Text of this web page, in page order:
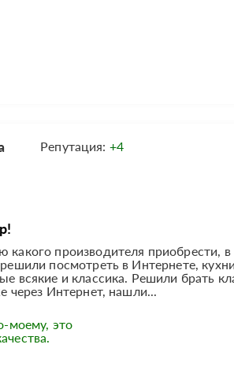
Репутация: +4
производителя приобрести, в
посмотреть в Интернете,
всякие и классика. Решили брать
через Интернет, нашли...
моему, это